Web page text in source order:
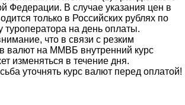
Федерации. В случае указания цен в
только в Российских рублях по
туроператора на день оплаты.
что в связи с резким
валют на ММВБ внутренний курс
изменяться в течение дня.
уточнять курс валют перед оплатой!